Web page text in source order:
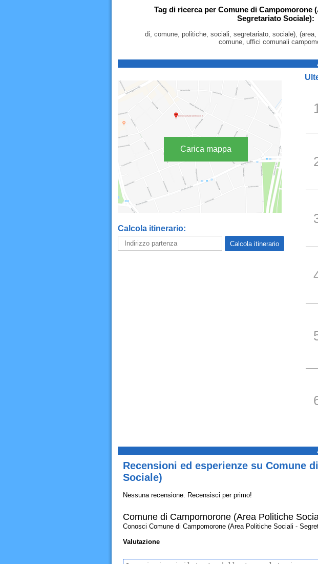
Tag di ricerca per Comune di Campomorone
Segretariato Sociale):
di, comune, politiche, sociali, segretariato, sociale),
comune, uffici comunali
Carica mappa
Calcola itinerario:
Recensioni ed esperienze su Comune
Sociale)
Nessuna recensione. Recensisci per primo!
Comune di Campomorone (Area Politiche
Conosci Comune di Campomorone (Area Politiche Sociali -
Valutazione